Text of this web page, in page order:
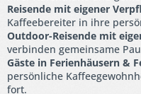
Reisende mit eigener
Kaffeebereiter in ihre
Outdoor-Reisende mit
verbinden gemeinsame
Gäste in Ferienhäusern &
persönliche
fort.